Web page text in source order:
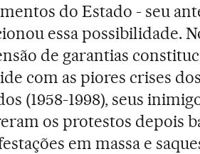
do Estado - seu
essa possibilidade.
de garantias
com as piores crises
(1958-1998), seus
os protestos depois
em massa e